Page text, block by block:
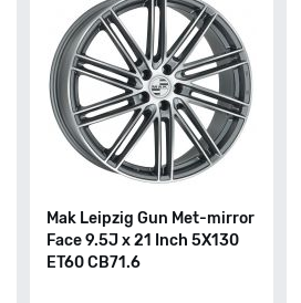
Mak Leipzig Gun Met-mirror
Face 9.5J x 21 Inch 5X130
ET60 CB71.6